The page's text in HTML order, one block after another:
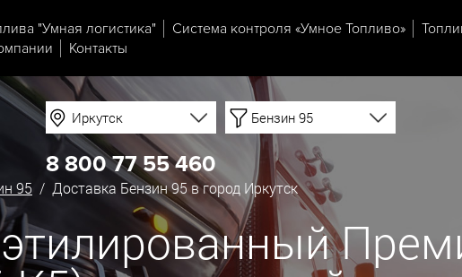
"Умная логистика" Система контроля «Умное Топливо»
Контакты
Иркутск Бензин 95
8 800 77 55 460
95 / Доставка Бензин 95 в город Иркутск